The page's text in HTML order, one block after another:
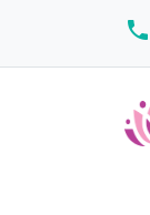
call